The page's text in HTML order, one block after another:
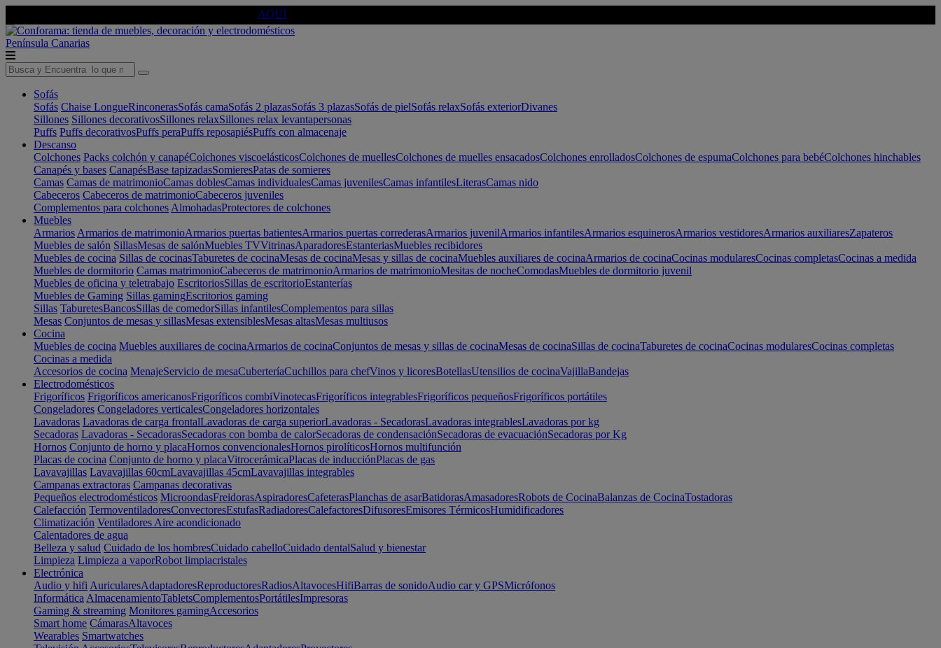
AQUÍ
Península Canarias
Sofás
Sofás Chaise LongueRinconerasSofás camaSofás 2 plazasSofás 3 plazasSofás de pielSofás relaxSofás exteriorDivanes
Sillones Sillones decorativosSillones relaxSillones relax levantapersonas
Puffs Puffs decorativosPuffs peraPuffs reposapiésPuffs con almacenaje
Descanso
Colchones Packs colchón y canapéColchones viscoelásticosColchones de muellesColchones de muelles ensacadosColchones enrolladosColchones de espumaColchones para bebéColchones hinchables
Canapés y bases CanapésBase tapizadasSomieresPatas de somieres
Camas Camas de matrimonioCamas doblesCamas individualesCamas juvenilesCamas infantilesLiterasCamas nido
Cabeceros Cabeceros de matrimonioCabeceros juveniles
Complementos para colchones AlmohadasProtectores de colchones
Muebles
Armarios Armarios de matrimonioArmarios puertas batientesArmarios puertas correderasArmarios juvenilArmarios infantilesArmarios esquinerosArmarios vestidoresArmarios auxiliaresZapateros
Muebles de salón SillasMesas de salónMuebles TVVitrinasAparadoresEstanteriasMuebles recibidores
Muebles de cocina Sillas de cocinasTaburetes de cocinaMesas de cocinaMesas y sillas de cocinaMuebles auxiliares de cocinaArmarios de cocinaCocinas modularesCocinas completasCocinas a medida
Muebles de dormitorio Camas matrimonioCabeceros de matrimonioArmarios de matrimonioMesitas de nocheComodasMuebles de dormitorio juvenil
Muebles de oficina y teletrabajo EscritoriosSillas de escritorioEstanterías
Muebles de Gaming Sillas gamingEscritorios gaming
Sillas TaburetesBancosSillas de comedorSillas infantilesComplementos para sillas
Mesas Conjuntos de mesas y sillasMesas extensiblesMesas altasMesas multiusos
Cocina
Muebles de cocina Muebles auxiliares de cocinaArmarios de cocinaConjuntos de mesas y sillas de cocinaMesas de cocinaSillas de cocinaTaburetes de cocinaCocinas modularesCocinas completas
Cocinas a medida
Accesorios de cocina MenajeServicio de mesaCuberteríaCuchillos para chefVinos y licoresBotellasUtensilios de cocinaVajillaBandejas
Electrodomésticos
Frigoríficos Frigoríficos americanosFrigoríficos combiVinotecasFrigoríficos integrablesFrigoríficos pequeñosFrigoríficos portátiles
Congeladores Congeladores verticalesCongeladores horizontales
Lavadoras Lavadoras de carga frontalLavadoras de carga superiorLavadoras - SecadorasLavadoras integrablesLavadoras por kg
Secadoras Lavadoras - SecadorasSecadoras con bomba de calorSecadoras de condensaciónSecadoras de evacuaciónSecadoras por Kg
Hornos Conjunto de horno y placaHornos convencionalesHornos pirolíticosHornos multifunción
Placas de cocina Conjunto de horno y placaVitrocerámicaPlacas de inducciónPlacas de gas
Lavavajillas Lavavajillas 60cmLavavajillas 45cmLavavajillas integrables
Campanas extractoras Campanas decorativas
Pequeños electrodomésticos MicroondasFreidorasAspiradoresCafeterasPlanchas de asarBatidorasAmasadoresRobots de CocinaBalanzas de CocinaTostadoras
Calefacción TermoventiladoresConvectoresEstufasRadiadoresCalefactoresDifusoresEmisores TérmicosHumidificadores
Climatización Ventiladores Aire acondicionado
Calentadores de agua
Belleza y salud Cuidado de los hombresCuidado cabelloCuidado dentalSalud y bienestar
Limpieza Limpieza a vaporRobot limpiacristales
Electrónica
Audio y hifi AuricularesAdaptadoresReproductoresRadiosAltavocesHifiBarras de sonidoAudio car y GPSMicrófonos
Informática AlmacenamientoTabletsComplementosPortátilesImpresoras
Gaming & streaming Monitores gamingAccesorios
Smart home CámarasAltavoces
Wearables Smartwatches